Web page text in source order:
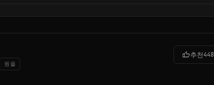
원을
thumb_up추천448